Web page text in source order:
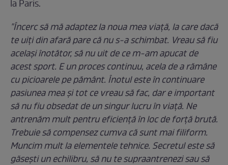
la Paris.
"Încerc să mă adaptez la noua mea viață, la care dacă
te uiți din afară pare că nu s-a schimbat. Vreau să fiu
același înotător, să nu uit de ce m-am apucat de
acest sport. E un proces continuu, acela de a rămâne
cu picioarele pe pământ. Înotul este în continuare
pasiunea mea și tot ce vreau să fac, dar e important
să nu fiu obsedat de un singur lucru în viață. Ne
antrenăm mult pentru eficiență în loc de forță brută.
Trebuie să compensez cumva că sunt mai filiform.
Muncim mult la elementele tehnice. Secretul este să
găsești un echilibru, să nu te supraantrenezi sau să